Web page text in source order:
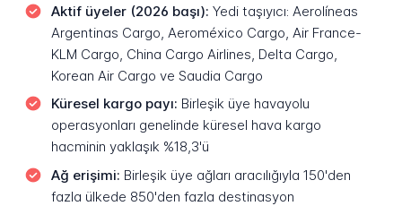
Aktif üyeler (2026 başı): Yedi taşıyıcı: Aerolíneas
Argentinas Cargo, Aeroméxico Cargo, Air France-
KLM Cargo, China Cargo Airlines, Delta Cargo,
Korean Air Cargo ve Saudia Cargo
Küresel kargo payı: Birleşik üye havayolu
operasyonları genelinde küresel hava kargo
hacminin yaklaşık %18,3'ü
Ağ erişimi: Birleşik üye ağları aracılığıyla 150'den
fazla ülkede 850'den fazla destinasyon